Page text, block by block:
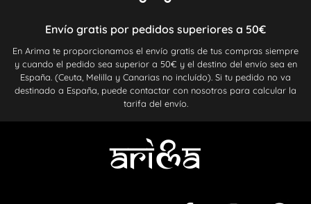
Envío gratis por pedidos superiores a 50€
En Arima te proporcionamos el envío gratis de tus compras siempre
y cuando el pedido sea superior a 50€ y el destino del envío sea en
España. (Ceuta, Melilla y Canarias no incluído). Si tu pedido no va
destinado a España, puede contactar con nosotros para calcular la
tarifa del envío.